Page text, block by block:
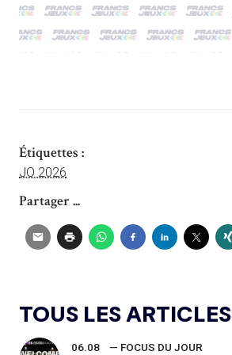
Étiquettes :
JO 2026
Partager ...
TOUS LES ARTICLES
06.08 — FOCUS DU JOUR